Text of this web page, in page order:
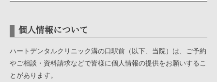
個人情報について
ハートデンタルクリニック溝の口駅前（以下、当院）は、ご予約
やご相談・資料請求などで皆様に個人情報の提供をお願いするこ
とがあります。